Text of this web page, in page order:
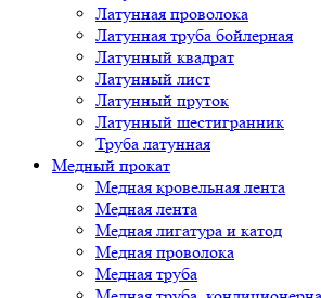
Латунная проволока
Латунная труба бойлерная
Латунный квадрат
Латунный лист
Латунный пруток
Латунный шестигранник
Труба латунная
Медный прокат
Медная кровельная лента
Медная лента
Медная лигатура и катод
Медная проволока
Медная труба